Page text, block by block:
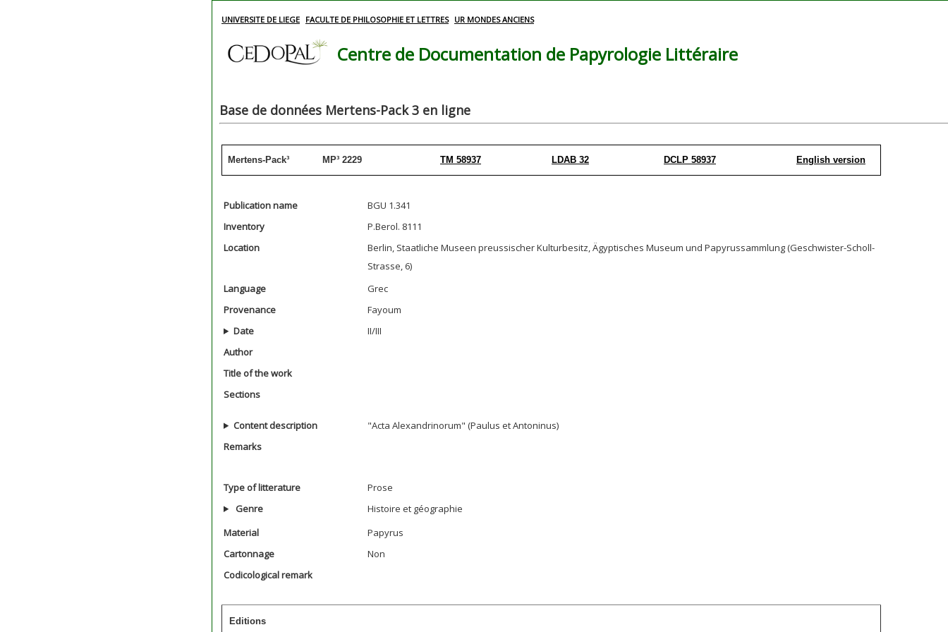
UNIVERSITE DE LIEGE FACULTE DE PHILOSOPHIE ET LETTRES UR MONDES ANCIENS
Centre de Documentation de Papyrologie Littéraire
Base de données Mertens-Pack 3 en ligne
Mertens-Pack³ MP³ 2229 TM 58937 LDAB 32 DCLP 58937 English version
Publication name
BGU 1.341
Inventory
P.Berol. 8111
Location
Berlin, Staatliche Museen preussischer Kulturbesitz, Ägyptisches Museum und Papyrussammlung (Geschwister-Scholl-
Strasse, 6)
Language
Grec
Provenance
Fayoum
Date
II/III
Author
Title of the work
Sections
Content description
"Acta Alexandrinorum" (Paulus et Antoninus)
Remarks
Type of litterature
Prose
Genre
Histoire et géographie
Material
Papyrus
Cartonnage
Non
Codicological remark
Editions